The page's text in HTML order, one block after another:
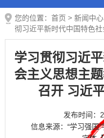
您的位置： 首页 > 新闻中心
彻习近平新时代中国特色
学习贯彻习近
会主义思想主
召开 习近
发布时间：
信息来源：“学习强国